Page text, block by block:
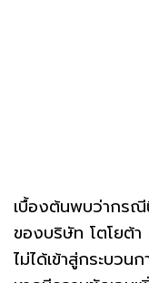
เบื้องต้นพบว่ากรณี
ของบริษัท โตโยต้า
ไม่ได้เข้าสู่กระบว